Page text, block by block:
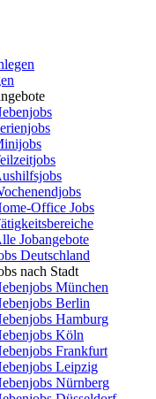
Office Jobs
Jobangebote
Deutschland
nach Stadt
München
Berlin
Hamburg
Köln
Frankfurt
Leipzig
Nürnberg